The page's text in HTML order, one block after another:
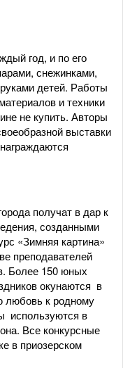
год, и по его
снежинками,
детей. Работы
и техники
не купить. Авторы
выставки
получат в дар к
созданными
«Зимняя картина»
преподавателей
Более 150 юных
окунаются в
любовь к родному
используются в
Все конкурсные
в приозерском